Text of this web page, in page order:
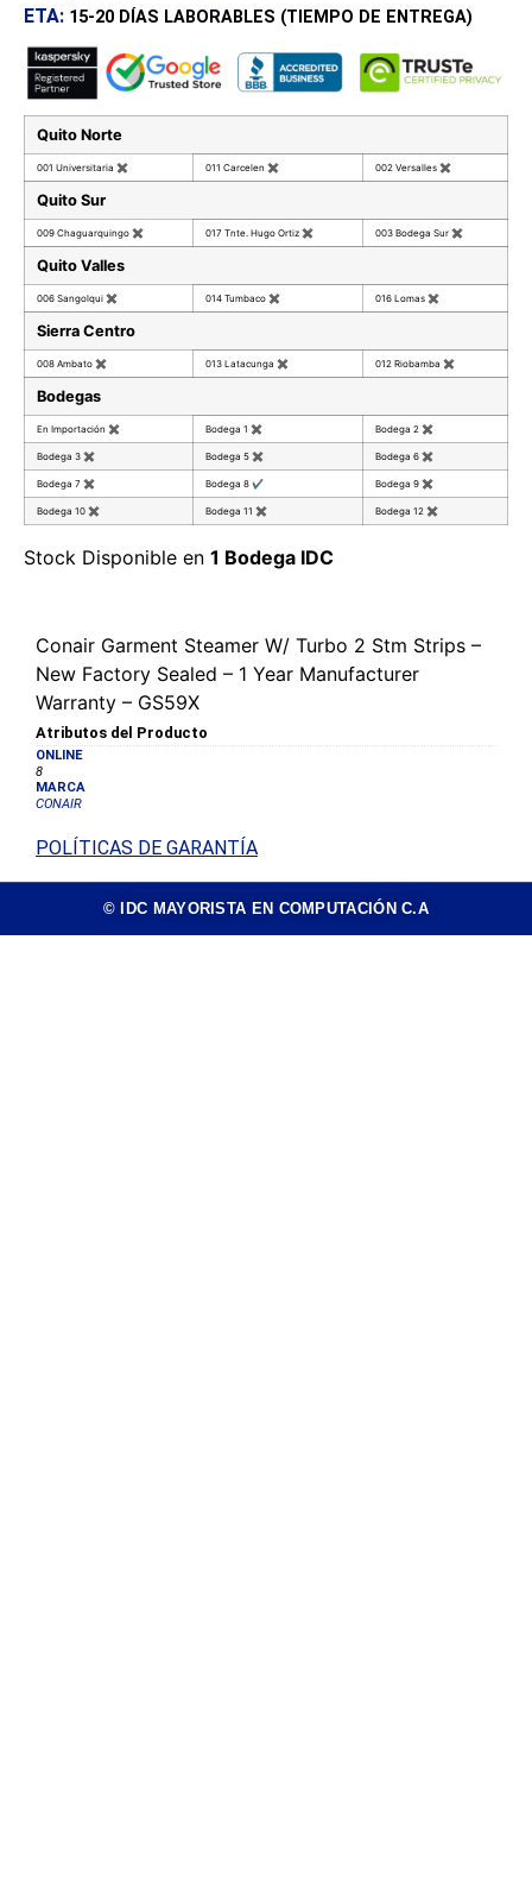
ETA: 15-20 DÍAS LABORABLES (TIEMPO DE ENTREGA)
Quito Norte
001 Universitaria ✖ 011 Carcelen ✖ 002 Versalles ✖
Quito Sur
009 Chaguarquingo ✖ 017 Tnte. Hugo Ortiz ✖ 003 Bodega Sur ✖
Quito Valles
006 Sangolqui ✖ 014 Tumbaco ✖ 016 Lomas ✖
Sierra Centro
008 Ambato ✖ 013 Latacunga ✖ 012 Riobamba ✖
Bodegas
En Importación ✖ Bodega 1 ✖ Bodega 2 ✖
Bodega 3 ✖ Bodega 5 ✖ Bodega 6 ✖
Bodega 7 ✖ Bodega 8 ✔ Bodega 9 ✖
Bodega 10 ✖ Bodega 11 ✖ Bodega 12 ✖
Stock Disponible en 1 Bodega IDC
Conair Garment Steamer W/ Turbo 2 Stm Strips –
New Factory Sealed – 1 Year Manufacturer
Warranty – GS59X
Atributos del Producto
ONLINE
8
MARCA
CONAIR
POLÍTICAS DE GARANTÍA
© IDC MAYORISTA EN COMPUTACIÓN C.A